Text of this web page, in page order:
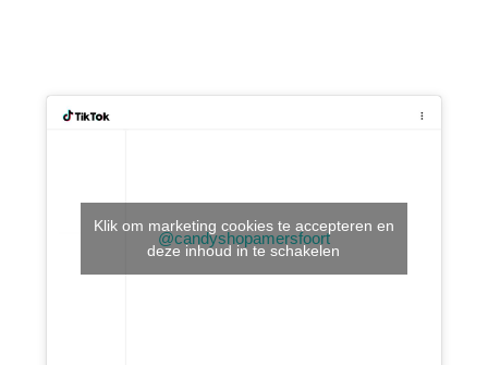
@candyshopamersfoort
Klik om marketing cookies te accepteren en
deze inhoud in te schakelen